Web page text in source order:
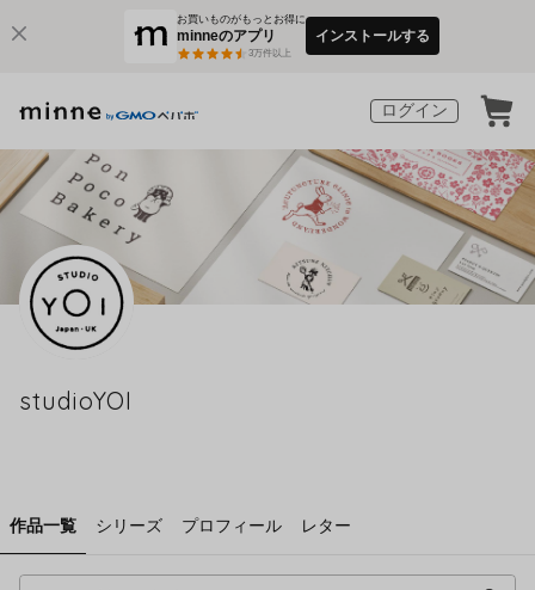
お買いものがもっとお得に
minneのアプリ
3万件以上
インストールする
ログイン
studioYOI
作品一覧 シリーズ プロフィール レター